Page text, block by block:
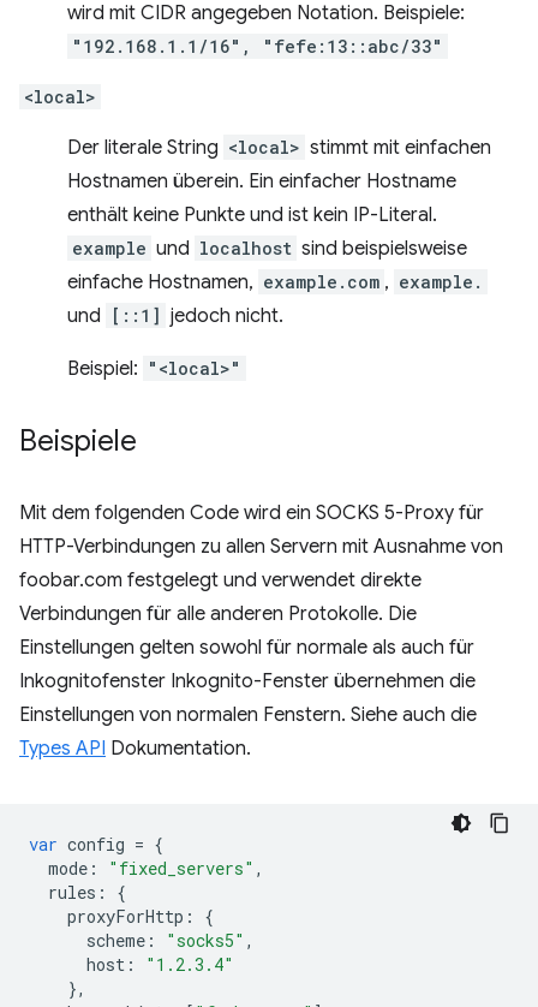
wird mit CIDR angegeben Notation. Beispiele:
"192.168.1.1/16", "fefe:13::abc/33"
<local>
Der literale String <local> stimmt mit einfachen
Hostnamen überein. Ein einfacher Hostname
enthält keine Punkte und ist kein IP-Literal.
example und localhost sind beispielsweise
einfache Hostnamen, example.com , example.
und [::1] jedoch nicht.
Beispiel: "<local>"
Beispiele
Mit dem folgenden Code wird ein SOCKS 5-Proxy für
HTTP-Verbindungen zu allen Servern mit Ausnahme von
foobar.com festgelegt und verwendet direkte
Verbindungen für alle anderen Protokolle. Die
Einstellungen gelten sowohl für normale als auch für
Inkognitofenster Inkognito-Fenster übernehmen die
Einstellungen von normalen Fenstern. Siehe auch die
Types API Dokumentation.
var config = {
mode : "fixed_servers" ,
rules :
{
proxyForHttp :
{
scheme : "socks5" ,
host :
"1.2.3.4"
},